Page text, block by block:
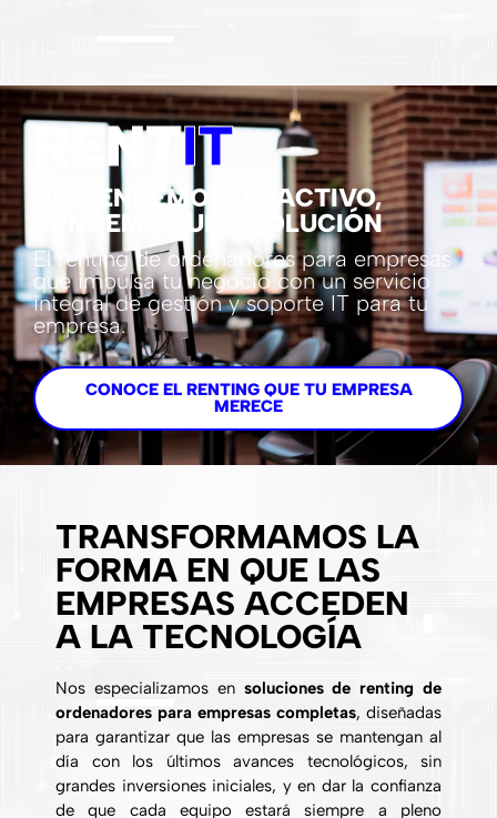
RENTIT
NO VENDEMOS UN ACTIVO,
VENDEMOS UNA SOLUCIÓN
El renting de ordenadores para empresas
que impulsa tu negocio con un servicio
integral de gestión y soporte IT para tu
empresa.
CONOCE EL RENTING QUE TU EMPRESA
MERECE
TRANSFORMAMOS LA
FORMA EN QUE LAS
EMPRESAS ACCEDEN
A LA TECNOLOGÍA
Nos especializamos en soluciones de renting de
ordenadores para empresas completas, diseñadas
para garantizar que las empresas se mantengan al
día con los últimos avances tecnológicos, sin
grandes inversiones iniciales, y en dar la confianza
de que cada equipo estará siempre a pleno